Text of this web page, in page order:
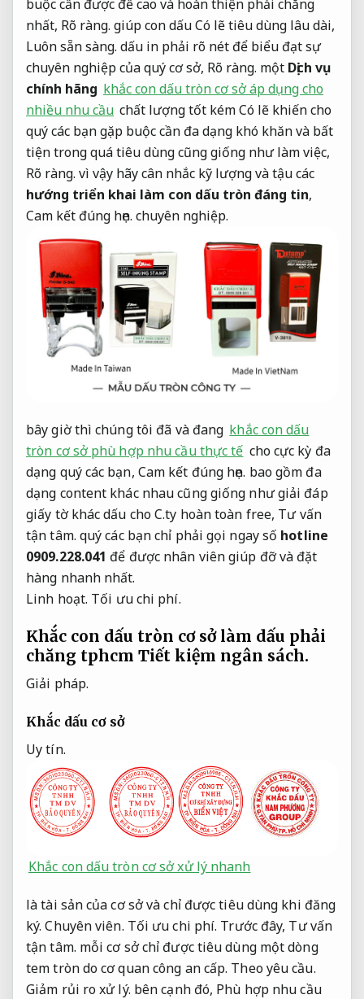
buộc cần được đề cao và hoàn thiện phải chăng
nhất, Rõ ràng. giúp con dấu Có lẽ tiêu dùng lâu dài,
Luôn sẵn sàng. dấu in phải rõ nét để biểu đạt sự
chuyên nghiệp của quý cơ sở, Rõ ràng. một Dịch vụ
chính hãng khắc con dấu tròn cơ sở áp dụng cho
nhiều nhu cầu chất lượng tốt kém Có lẽ khiến cho
quý các bạn gặp buộc cần đa dạng khó khăn và bất
tiện trong quá tiêu dùng cũng giống như làm việc,
Rõ ràng. vì vậy hãy cân nhắc kỹ lượng và tậu các
hướng triển khai làm con dấu tròn đáng tin,
Cam kết đúng hẹn. chuyên nghiệp.
bây giờ thì chúng tôi đã và đang khắc con dấu
tròn cơ sở phù hợp nhu cầu thực tế cho cực kỳ đa
dạng quý các bạn, Cam kết đúng hẹn. bao gồm đa
dạng content khác nhau cũng giống như giải đáp
giấy tờ khác dấu cho C.ty hoàn toàn free, Tư vấn
tận tâm. quý các bạn chỉ phải gọi ngay số hotline
0909.228.041để được nhân viên giúp đỡ và đặt
hàng nhanh nhất.
Linh hoạt. Tối ưu chi phí.
Khắc con dấu tròn cơ sở làm dấu phải
chăng tphcm Tiết kiệm ngân sách.
Giải pháp.
Khắc dấu cơ sở
Uy tín.
Khắc con dấu tròn cơ sở xử lý nhanh
là tài sản của cơ sở và chỉ được tiêu dùng khi đăng
ký.Chuyên viên. Tối ưu chi phí. Trước đây, Tư vấn
tận tâm. mỗi cơ sở chỉ được tiêu dùng một dòng
tem tròn do cơ quan công an cấp. Theo yêu cầu.
Giảm rủi ro xử lý. bên cạnh đó, Phù hợp nhu cầu